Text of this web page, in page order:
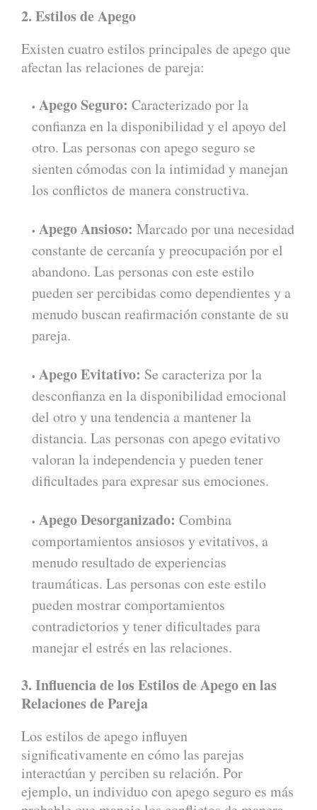
2. Estilos de Apego
Existen cuatro estilos principales de apego que
afectan las relaciones de pareja:
Apego Seguro: Caracterizado por la
confianza en la disponibilidad y el apoyo del
otro. Las personas con apego seguro se
sienten cómodas con la intimidad y manejan
los conflictos de manera constructiva.
Apego Ansioso: Marcado por una necesidad
constante de cercanía y preocupación por el
abandono. Las personas con este estilo
pueden ser percibidas como dependientes y a
menudo buscan reafirmación constante de su
pareja.
Apego Evitativo: Se caracteriza por la
desconfianza en la disponibilidad emocional
del otro y una tendencia a mantener la
distancia. Las personas con apego evitativo
valoran la independencia y pueden tener
dificultades para expresar sus emociones.
Apego Desorganizado: Combina
comportamientos ansiosos y evitativos, a
menudo resultado de experiencias
traumáticas. Las personas con este estilo
pueden mostrar comportamientos
contradictorios y tener dificultades para
manejar el estrés en las relaciones.
3. Influencia de los Estilos de Apego en las
Relaciones de Pareja
Los estilos de apego influyen
significativamente en cómo las parejas
interactúan y perciben su relación. Por
ejemplo, un individuo con apego seguro es más